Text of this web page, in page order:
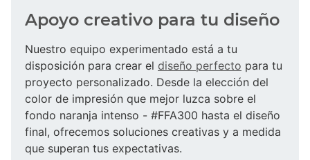
Apoyo creativo para tu diseño
Nuestro equipo experimentado está a tu
disposición para crear el diseño perfecto para tu
proyecto personalizado. Desde la elección del
color de impresión que mejor luzca sobre el
fondo naranja intenso - #FFA300 hasta el diseño
final, ofrecemos soluciones creativas y a medida
que superan tus expectativas.